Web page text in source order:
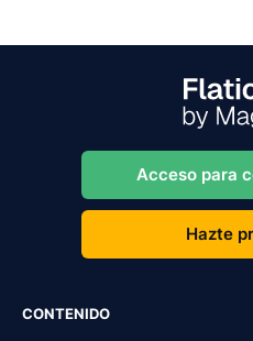
Acceso para
Hazte
CONTENIDO